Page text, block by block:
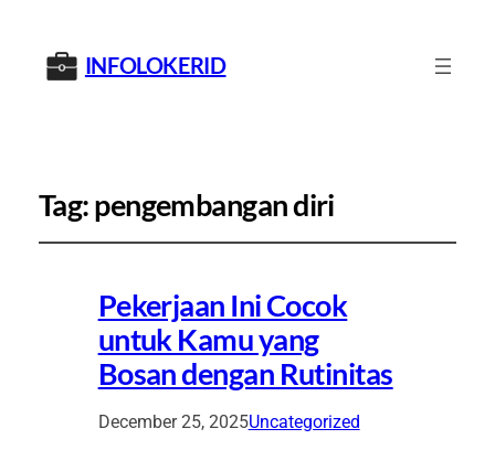
INFOLOKERID
Tag:pengembangan diri
Pekerjaan Ini Cocok
untuk Kamu yang
Bosan dengan Rutinitas
December 25, 2025Uncategorized